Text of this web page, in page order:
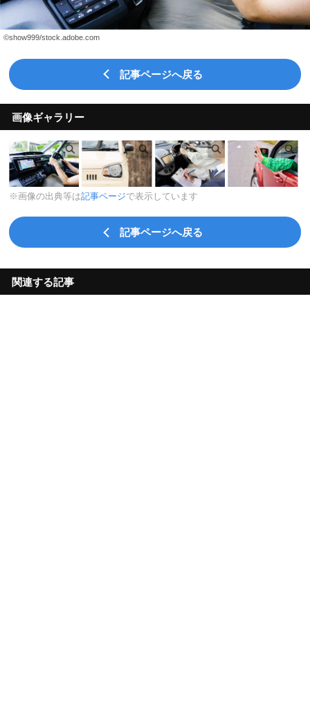
©show999/stock.adobe.com
記事ページへ戻る
画像ギャラリー
※画像の出典等は記事ページで表示しています
記事ページへ戻る
関連する記事